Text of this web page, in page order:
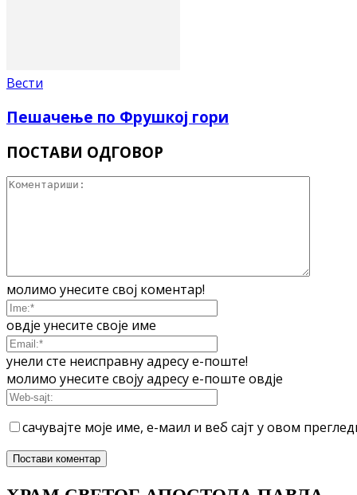
Вести
Пешачење по Фрушкој гори
ПОСТАВИ ОДГОВОР
молимо унесите свој коментар!
овдје унесите своје име
унели сте неисправну адресу е-поште!
молимо унесите своју адресу е-поште овдје
сачувајте моје име, е-маил и веб сајт у овом